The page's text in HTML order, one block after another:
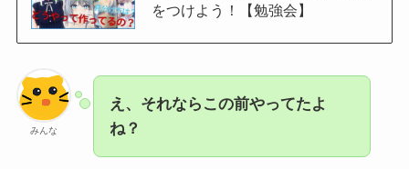
をつけよう！【勉強会】
みんな
え、それならこの前やってたよ
ね？